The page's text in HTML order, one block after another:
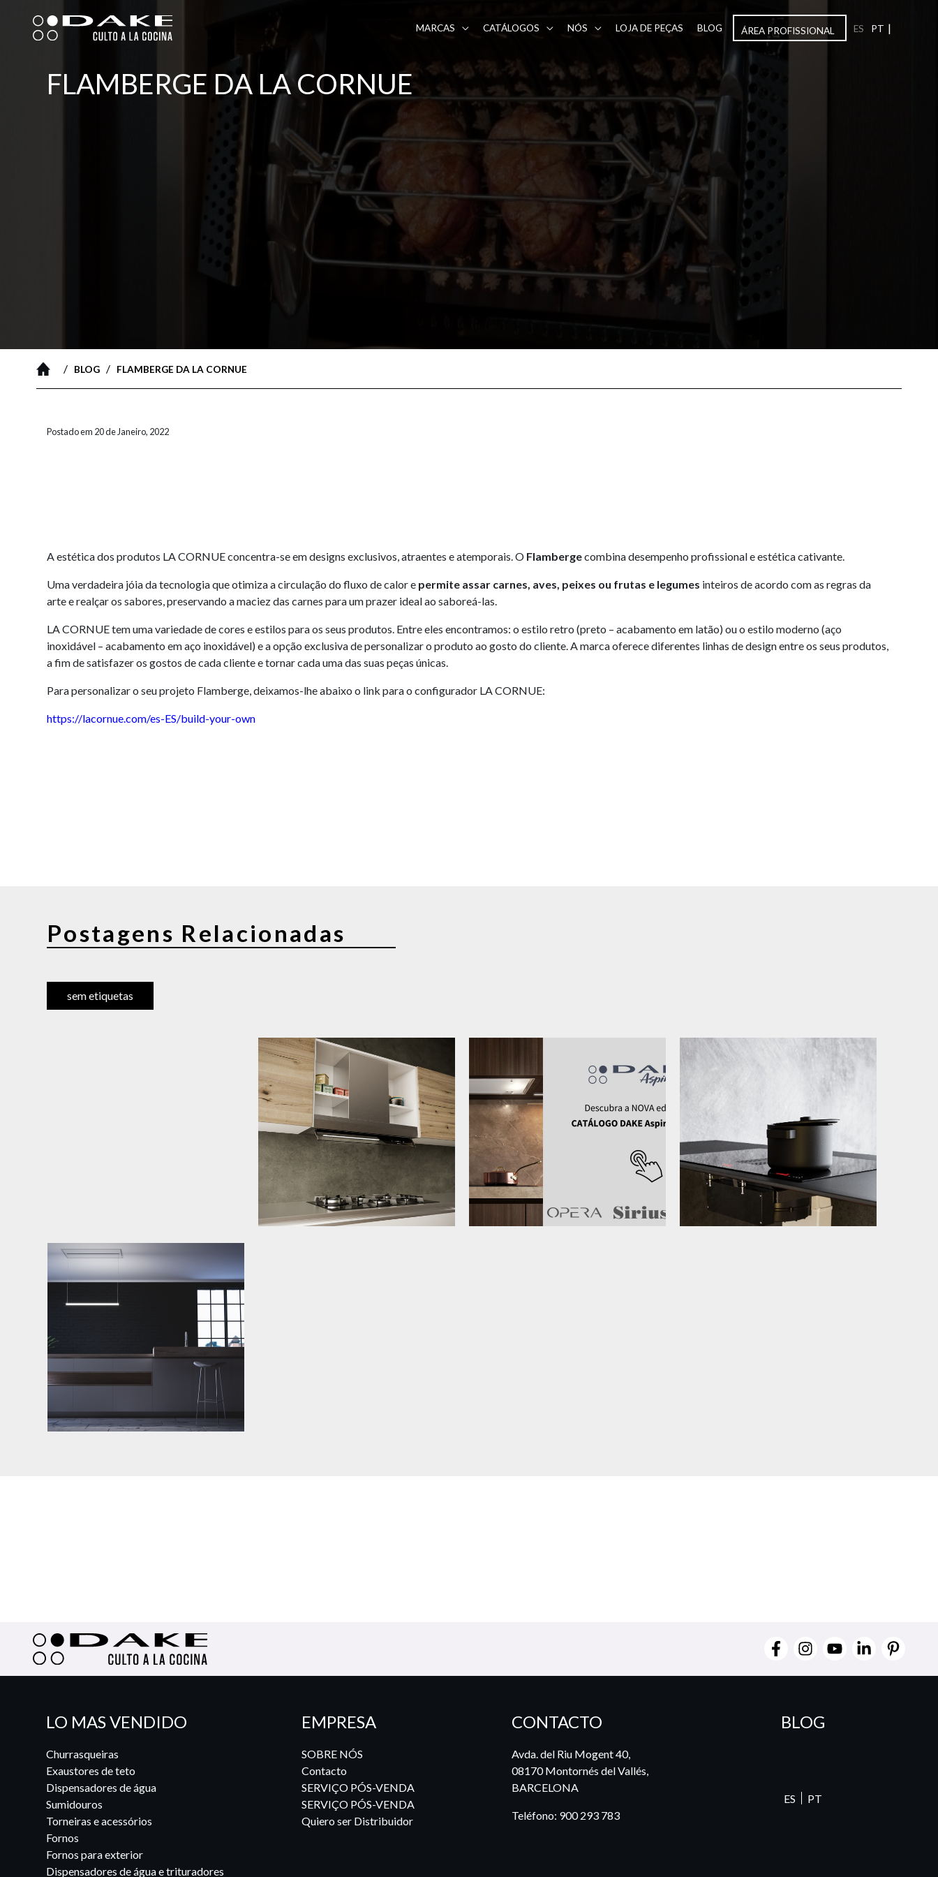
content
MARCAS CATÁLOGOS NÓS LOJA DE PEÇAS BLOG ÁREA PROFISSIONAL ES PT |
FLAMBERGE DA LA CORNUE
/ BLOG / FLAMBERGE DA LA CORNUE
Postado em 20 de Janeiro, 2022
A estética dos produtos LA CORNUE concentra-se em designs exclusivos, atraentes e atemporais. O Flambergecombina desempenho profissional e estética cativante.
Uma verdadeira jóia da tecnologia que otimiza a circulação do fluxo de calor e permite assar carnes, aves, peixes ou frutas e legumes inteiros de acordo com as regras da
arte e realçar os sabores, preservando a maciez das carnes para um prazer ideal ao saboreá-las.
LA CORNUE tem uma variedade de cores e estilos para os seus produtos. Entre eles encontramos: o estilo retro (preto – acabamento em latão) ou o estilo moderno (aço
inoxidável – acabamento em aço inoxidável) e a opção exclusiva de personalizar o produto ao gosto do cliente. A marca oferece diferentes linhas de design entre os seus produtos,
a fim de satisfazer os gostos de cada cliente e tornar cada uma das suas peças únicas.
Para personalizar o seu projeto Flamberge, deixamos-lhe abaixo o link para o configurador LA CORNUE:
https://lacornue.com/es-ES/build-your-own
Postagens Relacionadas
sem etiquetas
LO MAS VENDIDO
Churrasqueiras
Exaustores de teto
Dispensadores de água
Sumidouros
Torneiras e acessórios
Fornos
Fornos para exterior
Dispensadores de água e trituradores
EMPRESA
SOBRE NÓS
Contacto
SERVIÇO PÓS-VENDA
SERVIÇO PÓS-VENDA
Quiero ser Distribuidor
CONTACTO
Avda. del Riu Mogent 40,
08170 Montornés del Vallés,
BARCELONA
Teléfono: 900 293 783
BLOG
ES PT